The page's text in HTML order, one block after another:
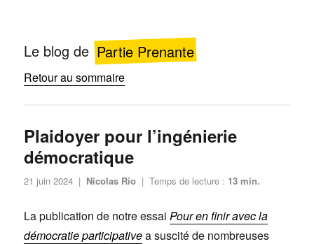
Le blog de Partie Prenante
Retour au sommaire
Plaidoyer pour l’ingénierie
démocratique
Publié
le
21 juin 2024 | Nicolas Rio | Temps de lecture : 13 min.
La publication de notre essaiPour en finir avec la
démocratie participativea suscité de nombreuses